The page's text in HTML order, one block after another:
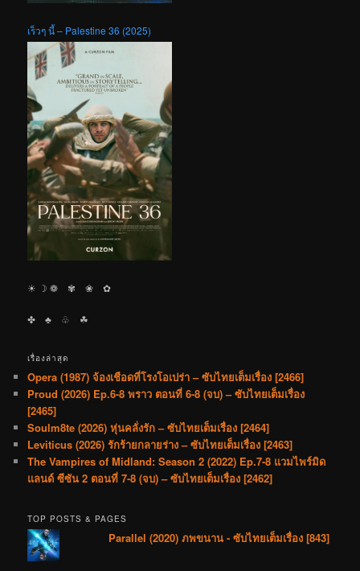
เร็วๆ นี้ – Palestine 36 (2025)
☀︎ ☽ ❁ ✾ ❀ ✿
✤ ♣︎ ♧ ☘︎
เรื่องล่าสุด
Opera (1987) จ้องเชือดที่โรงโอเปร่า – ซับไทยเต็มเรื่อง [2466]
Proud (2026) Ep.6-8 พราว ตอนที่ 6-8 (จบ) – ซับไทยเต็มเรื่อง
[2465]
Soulm8te (2026) หุ่นคลั่งรัก – ซับไทยเต็มเรื่อง [2464]
Leviticus (2026) รักร้ายกลายร่าง – ซับไทยเต็มเรื่อง [2463]
The Vampires of Midland: Season 2 (2022) Ep.7-8 แวมไพร์มิด
แลนด์ ซีซัน 2 ตอนที่ 7-8 (จบ) – ซับไทยเต็มเรื่อง [2462]
TOP POSTS & PAGES
Parallel (2020) ภพขนาน - ซับไทยเต็มเรื่อง [843]